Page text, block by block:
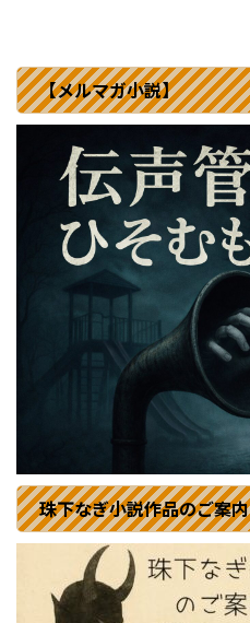
【メルマガ小説】
珠下なぎ小説作品のご案内